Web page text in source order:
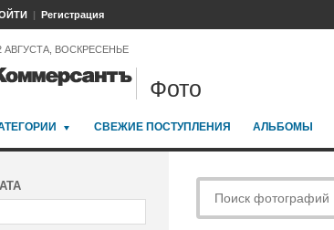
Регистрация
АВГУСТА, ВОСКРЕСЕНЬЕ
Фото
СВЕЖИЕ ПОСТУПЛЕНИЯ АЛЬБОМЫ